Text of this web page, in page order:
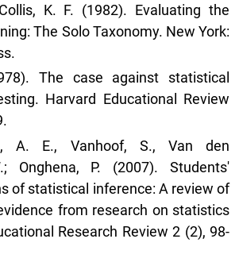
K. F. (1982). Evaluating the
The Solo Taxonomy. New York:
The case against statistical
Harvard Educational Review
A. E., Vanhoof, S., Van den
Onghena, P. (2007). Students'
of statistical inference: A review of
from research on statistics
Research Review 2 (2), 98-